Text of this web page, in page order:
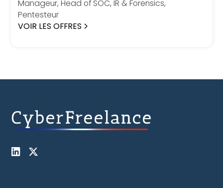
Manageur, Head of SOC, IR & Forensics,
Pentesteur
VOIR LES OFFRES